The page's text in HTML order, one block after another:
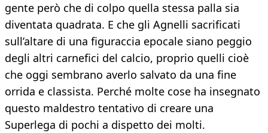
gente però che di colpo quella stessa palla sia
diventata quadrata. E che gli Agnelli sacrificati
sull’altare di una figuraccia epocale siano peggio
degli altri carnefici del calcio, proprio quelli cioè
che oggi sembrano averlo salvato da una fine
orrida e classista. Perché molte cose ha insegnato
questo maldestro tentativo di creare una
Superlega di pochi a dispetto dei molti.